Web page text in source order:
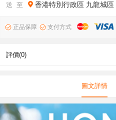
送 至 香港特別行政區 九龍城區
正品保障 支付方式
評價(0)
圖文詳情